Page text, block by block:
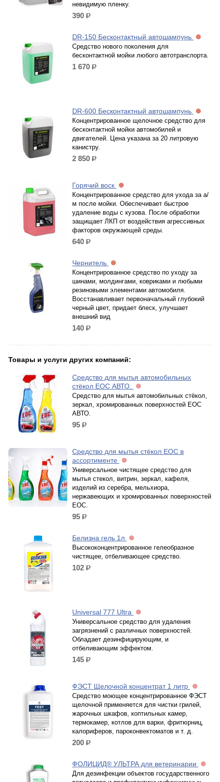
невидимую пленку.
390 р.
DR-150 Бесконтактный автошампунь
Средство нового поколения для
бесконтактной мойки любого автотранспорта.
1 670 р.
DR-600 Бесконтактный автошампунь
Концентрированное щелочное средство для
бесконтактной мойки автомобилей и
двигателей. Цена указана за 20 литровую
канистру.
2 850 р.
Горячий воск
Концентрированное средство для ухода за а/
м после мойки. Обеспечивает быстрое
удаление воды с кузова. После обработки
защищает ЛКП от воздействия агрессивных
факторов окружающей среды.
640 р.
Чернитель
Концентрированное средство по уходу за
шинами, молдингами, ковриками и любыми
резиновыми элементами автомобиля.
Восстанавливает первоначальный глубокий
черный цвет, придает блеск, улучшает
внешний вид
140 р.
Товары и услуги других компаний:
Средство для мытья автомобильных
стёкол ЕОС АВТО.
Средство для мытья автомобильных стёкол,
зеркал, хромированных поверхностей ЕОС
АВТО.
95 р.
Средство для мытья стёкол ЕОС в
ассортименте
Универсальное чистящее средство для
мытья стекол, витрин, зеркал, кафеля,
изделий из серебра, мельхиора,
нержавеющих и хромированных поверхностей
ЕОС.
95 р.
Белизна гель 1л
Высококонцентрированное гелеобразное
чистящее, отбеливающее средство.
102 р.
Universal 777 Ultra
Универсальное средство для удаления
загрязнений с различных поверхностей.
Обладает дезинфицирующим, и
отбеливающим эффектом.
145 р.
ФЭСТ Щелочной концентрат 1 литр
Средство моющее концентрированное ФЭСТ
щелочной применяется для чистки грилей,
жарочных шкафов, коптильных камер,
термокамер, котлов для варки, фритюрниц,
калориферов, пароконвектоматов и т. д.
200 р.
ФОЛИЦИД® УЛЬТРА для ветеринарии
Для дезинфекции объектов государственного